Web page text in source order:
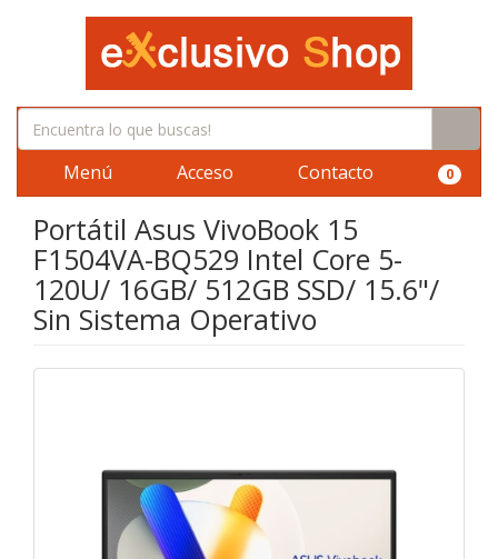
Menú Acceso Contacto 0
Portátil Asus VivoBook 15
F1504VA-BQ529 Intel Core 5-
120U/ 16GB/ 512GB SSD/ 15.6"/
Sin Sistema Operativo